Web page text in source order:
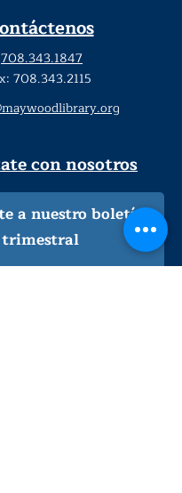
708.343.1847
708.343.2115
con nosotros
a nuestro boletín
trimestral